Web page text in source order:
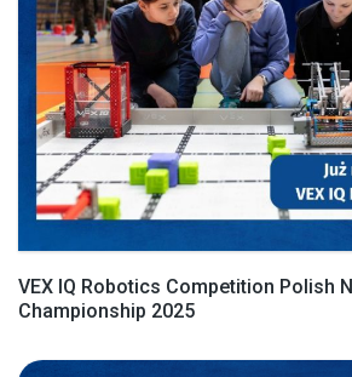
VEX IQ Robotics Competition Polish
Championship 2025